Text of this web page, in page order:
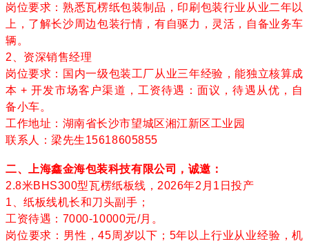
岗位要求：熟悉瓦楞纸包装制品，印刷包装行业从业二年以
上，了解长沙周边包装行情，有自驱力，灵活，自备业务车
辆。
2、资深销售经理
岗位要求：国内一级包装工厂从业三年经验，能独立核算成
本 + 开发市场客户渠道，工资待遇：面议，待遇从优，自
备小车。
工作地址：湖南省长沙市望城区湘江新区工业园
联系人：梁先生15618605855
二、上海鑫金海包装科技有限公司，诚邀：
2.8米BHS300型瓦楞纸板线，2026年2月1日投产
1、纸板线机长和刀头副手；
工资待遇：7000-10000元/月。
岗位要求：男性，45周岁以下；5年以上行业从业经验，机